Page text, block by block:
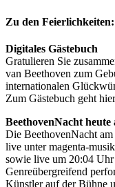
Zu den Feierlichkeiten:
Digitales Gästebuch
Gratulieren Sie
van Beethoven zum
internationalen
Zum Gästebuch geht
BeethovenNacht
Die BeethovenNacht
live unter magenta-
sowie live um 20:04
Genreübergreifend
Künstler auf der Bühne